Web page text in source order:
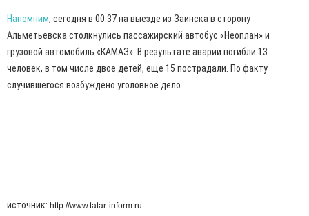
Напомним, сегодня в 00.37 на выезде из Заинска в сторону
Альметьевска столкнулись пассажирский автобус «Неоплан» и
грузовой автомобиль «КАМАЗ». В результате аварии погибли 13
человек, в том числе двое детей, еще 15 пострадали. По факту
случившегося возбуждено уголовное дело.
источник: http://www.tatar-inform.ru